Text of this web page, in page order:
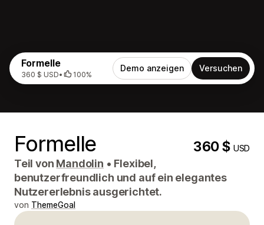
Formelle
360 $ USD• 100%
Demo anzeigen Versuchen
Formelle 360 $USD
Teil von Mandolin • Flexibel,
benutzerfreundlich und auf ein elegantes
Nutzererlebnis ausgerichtet.
von ThemeGoal